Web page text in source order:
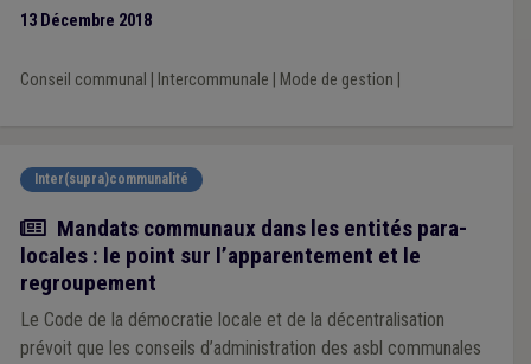
13 Décembre 2018
Conseil communal Intercommunale Mode de gestion
Inter(supra)communalité
Actualité
Mandats communaux dans les entités para-
locales : le point sur l’apparentement et le
regroupement
Le Code de la démocratie locale et de la décentralisation
prévoit que les conseils d’administration des asbl communales